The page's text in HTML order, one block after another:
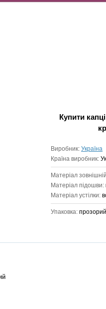
Купити
Виробник: Україна
Країна виробник:
Матеріал
Матеріал підошви:
Матеріал устілки:
Упаковка: